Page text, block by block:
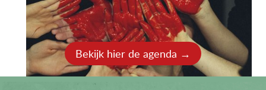
Bekijk hier de agenda →